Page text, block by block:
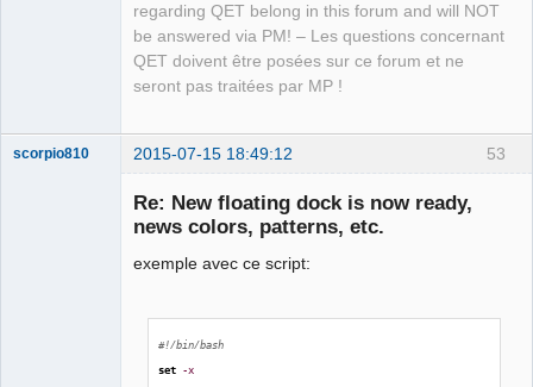
regarding QET belong in this forum and will NOT
be answered via PM! – Les questions concernant
QET doivent être posées sur ce forum et ne
seront pas traitées par MP !
53
scorpio810 2015-07-15 18:49:12
Re: New floating dock is now ready,
news colors, patterns, etc.
exemple avec ce script:
#!/bin/bash
set -x